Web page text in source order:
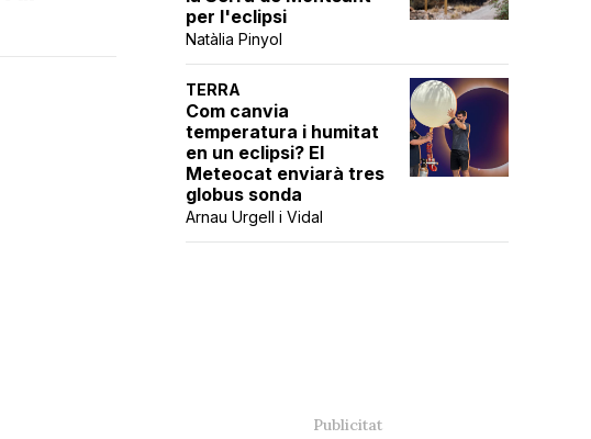
per l'eclipsi
Natàlia Pinyol
TERRA
Com canvia
temperatura i humitat
en un eclipsi? El
Meteocat enviarà tres
globus sonda
Arnau Urgell i Vidal